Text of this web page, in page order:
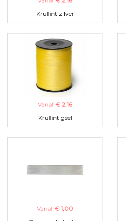
Krullint zilver
Vanaf € 2,16
Krullint geel
Vanaf € 1,00